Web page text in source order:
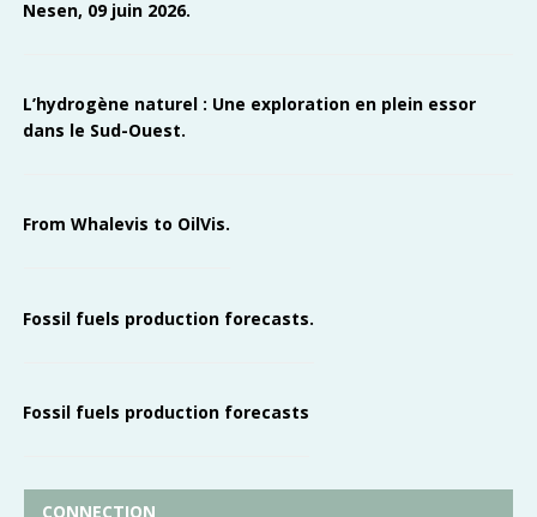
Nesen, 09 juin 2026.
L’hydrogène naturel : Une exploration en plein essor
dans le Sud-Ouest.
From Whalevis to OilVis.
Fossil fuels production forecasts.
Fossil fuels production forecasts
CONNECTION